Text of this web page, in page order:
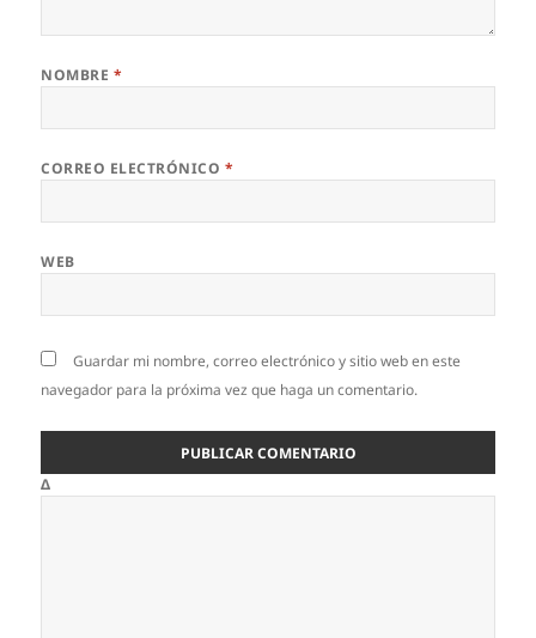
NOMBRE *
CORREO ELECTRÓNICO *
WEB
Guardar mi nombre, correo electrónico y sitio web en este
navegador para la próxima vez que haga un comentario.
Δ